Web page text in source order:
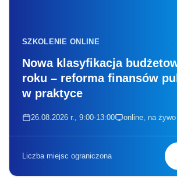
SZKOLENIE ONLINE
Nowa klasyfikacja
roku – reforma finansów
w praktyce
26.08.2026 r., 9:00-13:00 online, na
Liczba miejsc ograniczona